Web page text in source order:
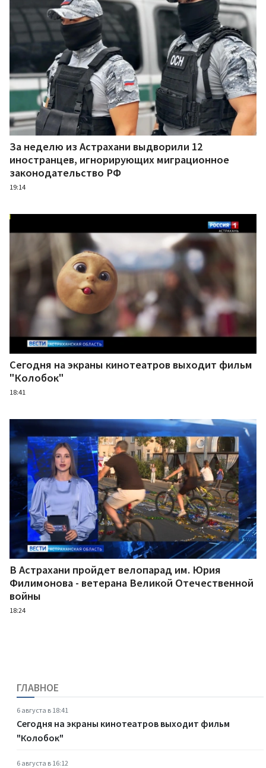
За неделю из Астрахани выдворили 12
иностранцев, игнорирующих миграционное
законодательство РФ
19:14
Сегодня на экраны кинотеатров выходит фильм
"Колобок"
18:41
В Астрахани пройдет велопарад им. Юрия
Филимонова - ветерана Великой Отечественной
войны
18:24
ГЛАВНОЕ
6 августа в 18:41
Сегодня на экраны кинотеатров выходит фильм
"Колобок"
6 августа в 16:12